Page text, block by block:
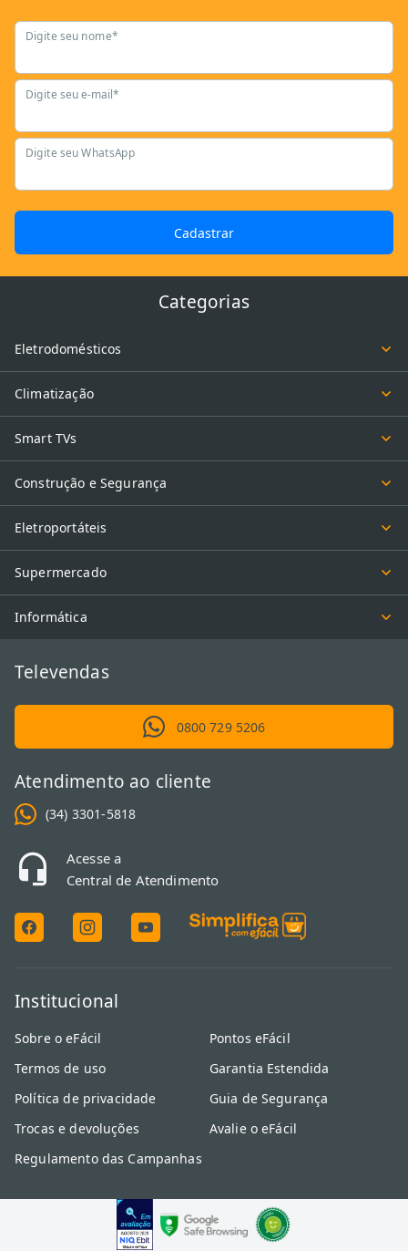
Digite seu nome*
Digite seu e-mail*
Digite seu WhatsApp
Cadastrar
Categorias
Eletrodomésticos
Climatização
Smart TVs
Construção e Segurança
Eletroportáteis
Supermercado
Informática
Televendas
0800 729 5206
Atendimento ao cliente
(34) 3301-5818
Acesse a
Central de Atendimento
Institucional
Sobre o eFácil
Termos de uso
Política de privacidade
Trocas e devoluções
Regulamento das Campanhas
Pontos eFácil
Garantia Estendida
Guia de Segurança
Avalie o eFácil